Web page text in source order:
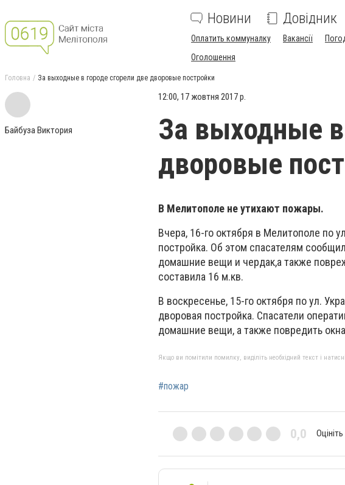
Новини Довідник
Оплатить коммуналку Вакансії
Оголошення
Головна За выходные в городе сгорели две дворовые постройки
Байбуза Виктория
12:00, 17 жовтня 2017 р.
За выходные в
дворовые
В Мелитополе не утихают пожары.
Вчера, 16-го октября в Мелитополе по
постройка. Об этом спасателям
домашние вещи и чердак,а также
составила 16 м.кв.
В воскресенье, 15-го октября по ул.
дворовая постройка. Спасатели
домашние вещи, а также повредить
Якщо ви помітили помилку, виділіть необхідний текст і
#пожар
0,0